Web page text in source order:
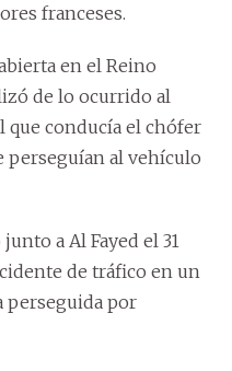
franceses.
en el Reino
de lo ocurrido al
que conducía el chófer
perseguían al vehículo
a Al Fayed el 31
de tráfico en un
perseguida por